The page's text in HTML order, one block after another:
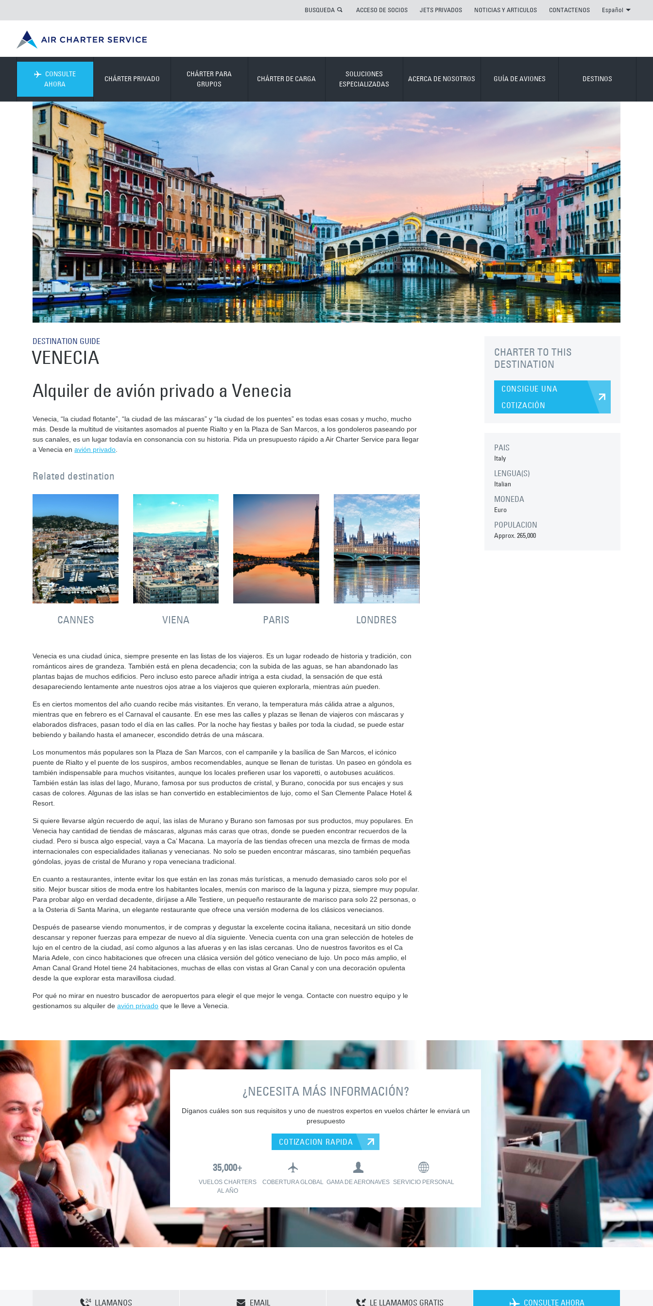
BUSQUEDA ACCESO DE SOCIOS JETS PRIVADOS NOTICIAS Y ARTICULOS CONTACTENOS Español
CONSULTE
AHORA
CHÁRTER PRIVADO
CHÁRTER PARA
GRUPOS
CHÁRTER DE CARGA
SOLUCIONES
ESPECIALIZADAS
ACERCA DE NOSOTROS GUÍA DE AVIONES DESTINOS
DESTINATION GUIDE
VENECIA
Alquiler de avión privado a Venecia
Venecia, “la ciudad flotante”, “la ciudad de las máscaras” y “la ciudad de los puentes” es todas esas cosas y mucho, mucho
más. Desde la multitud de visitantes asomados al puente Rialto y en la Plaza de San Marcos, a los gondoleros paseando por
sus canales, es un lugar todavía en consonancia con su historia. Pida un presupuesto rápido a Air Charter Service para llegar
a Venecia enavión privado.
Related destination
CANNES VIENA PARIS LONDRES
Venecia es una ciudad única, siempre presente en las listas de los viajeros. Es un lugar rodeado de historia y tradición, con
románticos aires de grandeza. También está en plena decadencia; con la subida de las aguas, se han abandonado las
plantas bajas de muchos edificios. Pero incluso esto parece añadir intriga a esta ciudad, la sensación de que está
desapareciendo lentamente ante nuestros ojos atrae a los viajeros que quieren explorarla, mientras aún pueden.
Es en ciertos momentos del año cuando recibe más visitantes. En verano, la temperatura más cálida atrae a algunos,
mientras que en febrero es el Carnaval el causante. En ese mes las calles y plazas se llenan de viajeros con máscaras y
elaborados disfraces, pasan todo el día en las calles. Por la noche hay fiestas y bailes por toda la ciudad, se puede estar
bebiendo y bailando hasta el amanecer, escondido detrás de una máscara.
Los monumentos más populares son la Plaza de San Marcos, con el campanile y la basílica de San Marcos, el icónico
puente de Rialto y el puente de los suspiros, ambos recomendables, aunque se llenan de turistas. Un paseo en góndola es
también indispensable para muchos visitantes, aunque los locales prefieren usar los vaporetti, o autobuses acuáticos.
También están las islas del lago, Murano, famosa por sus productos de cristal, y Burano, conocida por sus encajes y sus
casas de colores. Algunas de las islas se han convertido en establecimientos de lujo, como el San Clemente Palace Hotel &
Resort.
Si quiere llevarse algún recuerdo de aquí, las islas de Murano y Burano son famosas por sus productos, muy populares. En
Venecia hay cantidad de tiendas de máscaras, algunas más caras que otras, donde se pueden encontrar recuerdos de la
ciudad. Pero si busca algo especial, vaya a Ca’ Macana. La mayoría de las tiendas ofrecen una mezcla de firmas de moda
internacionales con especialidades italianas y venecianas. No solo se pueden encontrar máscaras, sino también pequeñas
góndolas, joyas de cristal de Murano y ropa veneciana tradicional.
En cuanto a restaurantes, intente evitar los que están en las zonas más turísticas, a menudo demasiado caros solo por el
sitio. Mejor buscar sitios de moda entre los habitantes locales, menús con marisco de la laguna y pizza, siempre muy popular.
Para probar algo en verdad decadente, diríjase a Alle Testiere, un pequeño restaurante de marisco para solo 22 personas, o
a la Osteria di Santa Marina, un elegante restaurante que ofrece una versión moderna de los clásicos venecianos.
Después de pasearse viendo monumentos, ir de compras y degustar la excelente cocina italiana, necesitará un sitio donde
descansar y reponer fuerzas para empezar de nuevo al día siguiente. Venecia cuenta con una gran selección de hoteles de
lujo en el centro de la ciudad, así como algunos a las afueras y en las islas cercanas. Uno de nuestros favoritos es el Ca
Maria Adele, con cinco habitaciones que ofrecen una clásica versión del gótico veneciano de lujo. Un poco más amplio, el
Aman Canal Grand Hotel tiene 24 habitaciones, muchas de ellas con vistas al Gran Canal y con una decoración opulenta
desde la que explorar esta maravillosa ciudad.
Por qué no mirar en nuestro buscador de aeropuertos para elegir el que mejor le venga. Contacte con nuestro equipo y le
gestionamos su alquiler deavión privado que le lleve a Venecia.
CHARTER TO THIS
DESTINATION
CONSIGUE UNA
COTIZACIÓN
PAIS
Italy
LENGUA(S)
Italian
MONEDA
Euro
POPULACION
Approx. 265,000
¿NECESITA MÁS INFORMACIÓN?
Díganos cuáles son sus requisitos y uno de nuestros expertos en vuelos chárter le enviará un
presupuesto
COTIZACION RAPIDA
VUELOS CHARTERS
AL AÑO
COBERTURA GLOBAL GAMA DE AERONAVES SERVICIO PERSONAL
LLAMANOS EMAIL LE LLAMAMOS GRATIS CONSULTE AHORA